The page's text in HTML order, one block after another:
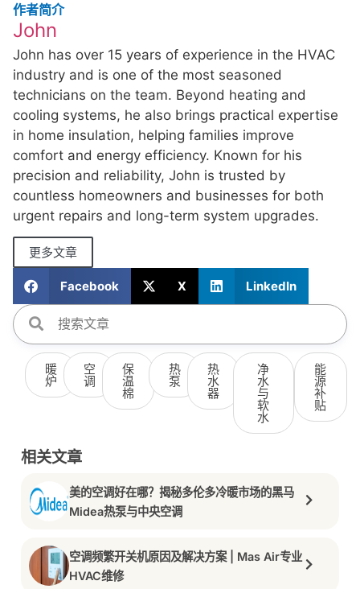
作者简介
John
John has over 15 years of experience in the HVAC
industry and is one of the most seasoned
technicians on the team. Beyond heating and
cooling systems, he also brings practical expertise
in home insulation, helping families improve
comfort and energy efficiency. Known for his
precision and reliability, John is trusted by
countless homeowners and businesses for both
urgent repairs and long-term system upgrades.
更多文章
Facebook X LinkedIn
暖
炉
空
调
保
温
棉
热
泵
热
水
器
净
水
与
软
水
能
源
补
贴
相关文章
美的空调好在哪？揭秘多伦多冷暖市场的黑马
Midea热泵与中央空调
空调频繁开关机原因及解决方案 | Mas Air专业
HVAC维修